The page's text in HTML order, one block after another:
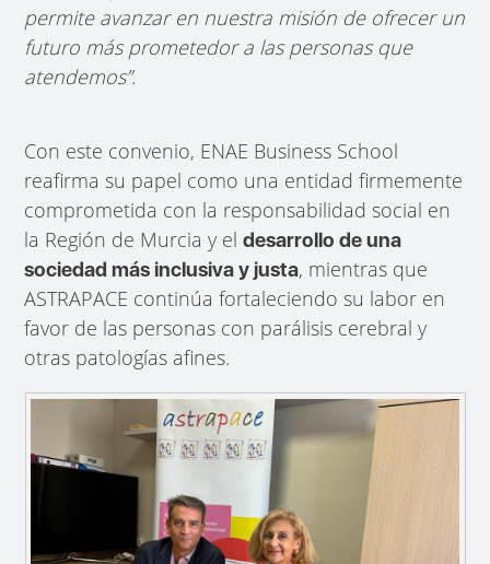
permite avanzar en nuestra misión de ofrecer un
futuro más prometedor a las personas que
atendemos”.
Con este convenio, ENAE Business School
reafirma su papel como una entidad firmemente
comprometida con la responsabilidad social en
la Región de Murcia y eldesarrollo de una
sociedad más inclusiva y justa, mientras que
ASTRAPACE continúa fortaleciendo su labor en
favor de las personas con parálisis cerebral y
otras patologías afines.